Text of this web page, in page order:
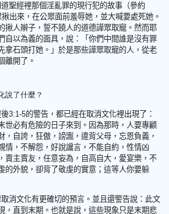
聖經裡那個淫亂罪的現行犯的故事（參約
揪出來，在公眾面前羞辱她，並大喊要處死她 。
揪人辮子，誓不饒人的道德譁眾取寵 。然而耶
自以為義的面具，說：
「你們中 間誰是沒有罪
拿石頭打她。 」於是那些譁眾取寵的人， 從老
離開了 。
說了什麼？
3:1-5的警告，都已經在取消文化裡出現了：
世必有危險的日子來到。因為那時，人要專顧
，自誇，狂傲，謗讟，違背父母，忘恩負義，
情，不解怨，好說讒言，不能自約，性情凶
賣主賣友，任意妄為，自高自大，愛宴樂，不
的外貌，卻背了敬虔的實意；這等人你要躲
消文化有更確切的預言。並且還警告說： 此文
，直到末期。也就是說， 這些現象只是末期悲